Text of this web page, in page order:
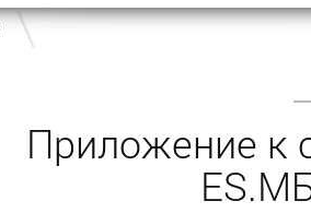
Приложение к